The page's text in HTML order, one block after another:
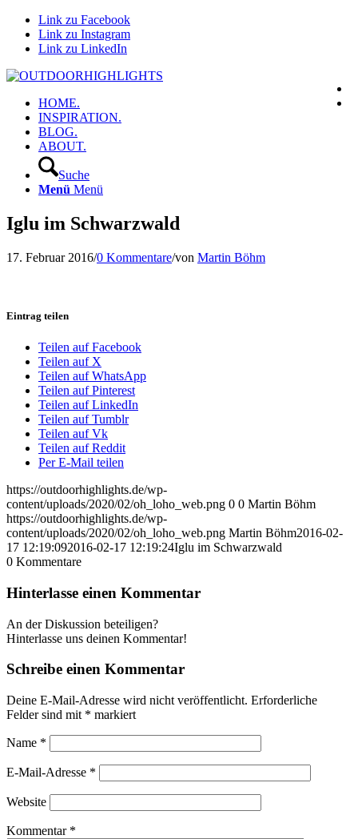
Link zu Facebook
Link zu Instagram
Link zu LinkedIn
HOME.
INSPIRATION.
BLOG.
ABOUT.
Suche
Menü Menü
Iglu im Schwarzwald
17. Februar 2016/0 Kommentare/von Martin Böhm
Eintrag teilen
Teilen auf Facebook
Teilen auf X
Teilen auf WhatsApp
Teilen auf Pinterest
Teilen auf LinkedIn
Teilen auf Tumblr
Teilen auf Vk
Teilen auf Reddit
Per E-Mail teilen
https://outdoorhighlights.de/wp-
content/uploads/2020/02/oh_loho_web.png 0 0 Martin Böhm
https://outdoorhighlights.de/wp-
content/uploads/2020/02/oh_loho_web.png Martin Böhm2016-02-
17 12:19:092016-02-17 12:19:24Iglu im Schwarzwald
0 Kommentare
Hinterlasse einen Kommentar
An der Diskussion beteiligen?
Hinterlasse uns deinen Kommentar!
Schreibe einen Kommentar
Deine E-Mail-Adresse wird nicht veröffentlicht. Erforderliche
Felder sind mit * markiert
Name *
E-Mail-Adresse *
Website
Kommentar *